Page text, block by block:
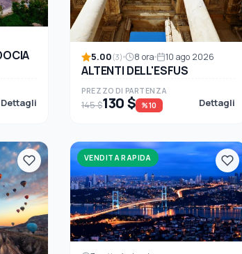
Dettagli
5.00(3) 8 ora 10 ago 2026
ALTENTI DELL'ESFUS
PREZZO DI PARTENZA
145 $130 $ %10 Dettagli
VENDITA RAPIDA